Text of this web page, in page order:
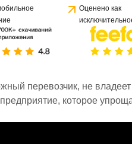
Оценено как
перевозчик, не владеет
которое